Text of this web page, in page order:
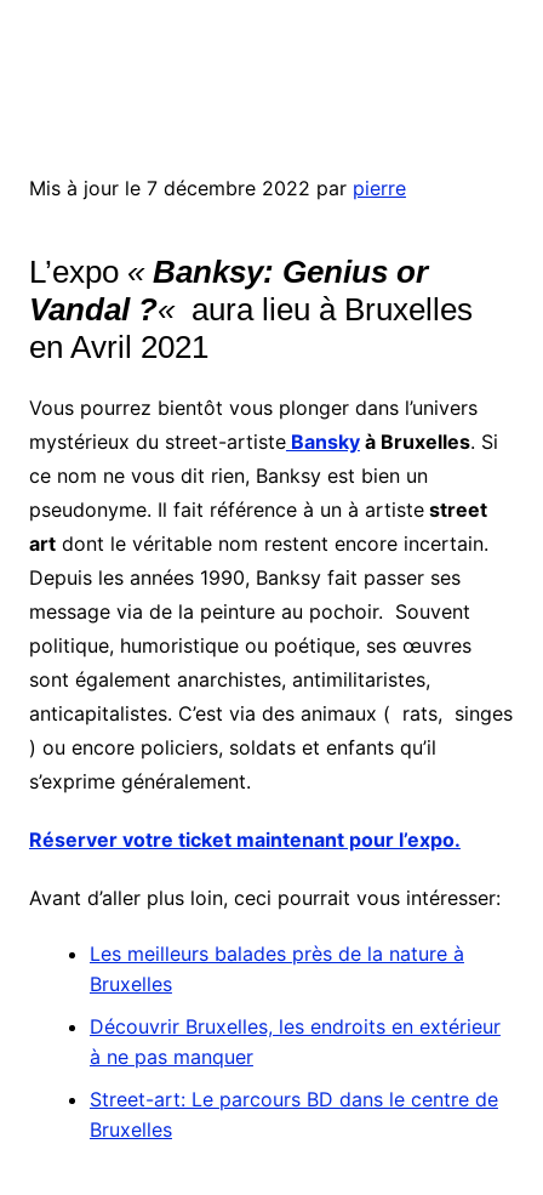
Mis à jour le 7 décembre 2022 par pierre
L’expo « Banksy: Genius or
Vandal ?« aura lieu à Bruxelles
en Avril 2021
Vous pourrez bientôt vous plonger dans l’univers
mystérieux du street-artisteBanskyà Bruxelles. Si
ce nom ne vous dit rien, Banksy est bien un
pseudonyme. Il fait référence à un à artistestreet
artdont le véritable nom restent encore incertain.
Depuis les années 1990, Banksy fait passer ses
message via de la peinture au pochoir. Souvent
politique, humoristique ou poétique, ses œuvres
sont également anarchistes, antimilitaristes,
anticapitalistes. C’est via des animaux ( rats, singes
) ou encore policiers, soldats et enfants qu’il
s’exprime généralement.
Réserver votre ticket maintenant pour l’expo.
Avant d’aller plus loin, ceci pourrait vous intéresser:
Les meilleurs balades près de la nature à
Bruxelles
Découvrir Bruxelles, les endroits en extérieur
à ne pas manquer
Street-art: Le parcours BD dans le centre de
Bruxelles